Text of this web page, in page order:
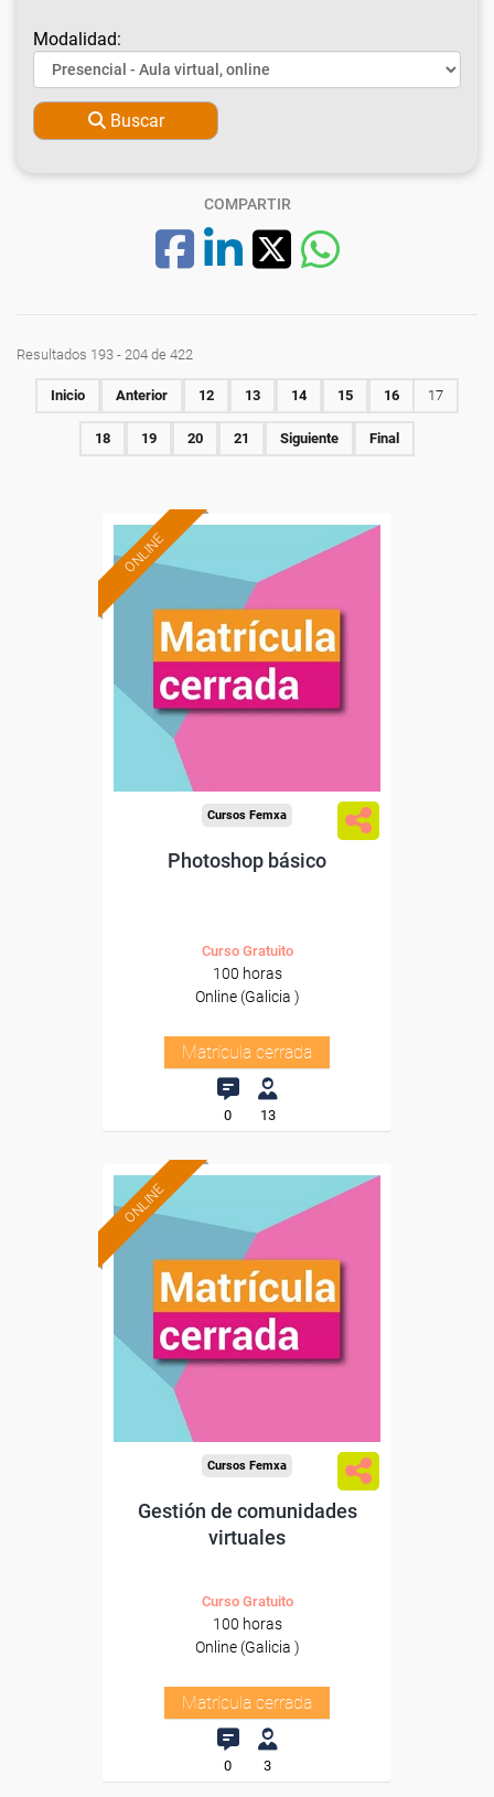
Modalidad:
Buscar
COMPARTIR
Resultados 193 - 204 de 422
Inicio Anterior 12 13 14 15 16 17
18 19 20 21 Siguiente Final
ONLINE
Cursos Femxa
Photoshop básico
Curso Gratuito
100 horas
Online (Galicia )
Matrícula cerrada
0 13
ONLINE
Cursos Femxa
Gestión de comunidades
virtuales
Curso Gratuito
100 horas
Online (Galicia )
Matrícula cerrada
0 3